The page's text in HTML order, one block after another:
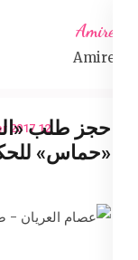
content
Amireta
Amireta
12 October 2017حجز طلب
«حماس» للحكم 19